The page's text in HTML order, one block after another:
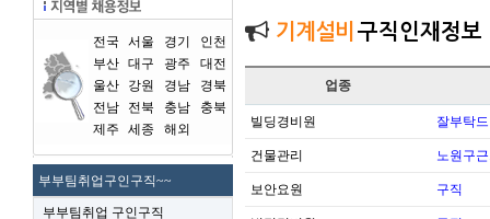
전국 서울 경기
인천
부산 대구 광주
대전
울산
강원 경남
경북
전남
전북 충남
충북
제주
세종 해외
부부팀취업구인구직~~
부부팀취업 구인구직
기계설비 구직인재정보
업종
빌딩경비원 잘부탁
건물관리 노원구
보안요원 구직